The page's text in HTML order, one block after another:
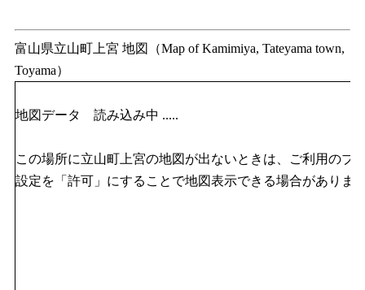
富山県立山町上宮 地図（Map of Kamimiya, Tateyama town,
Toyama）
地図データ 読み込み中 .....
この場所に立山町上宮の地図が出ないときは、ご利用のブ
設定を「許可」にすることで地図表示できる場合がありま